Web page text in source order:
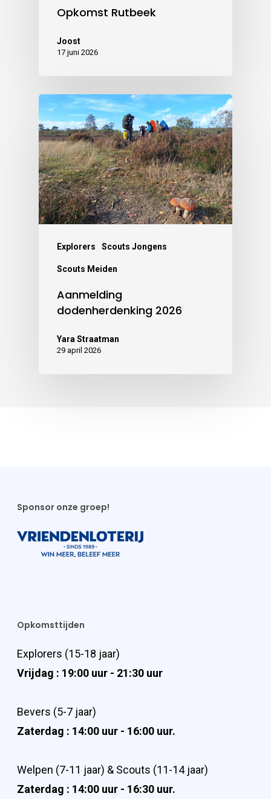
Opkomst Rutbeek
Joost
17 juni 2026
Explorers Scouts Jongens
Scouts Meiden
Aanmelding
dodenherdenking 2026
Yara Straatman
29 april 2026
Sponsor onze groep!
Opkomsttijden
Explorers (15-18 jaar)
Vrijdag : 19:00 uur - 21:30 uur
Bevers (5-7 jaar)
Zaterdag : 14:00 uur - 16:00 uur.
Welpen (7-11 jaar) & Scouts (11-14 jaar)
Zaterdag : 14:00 uur - 16:30 uur.